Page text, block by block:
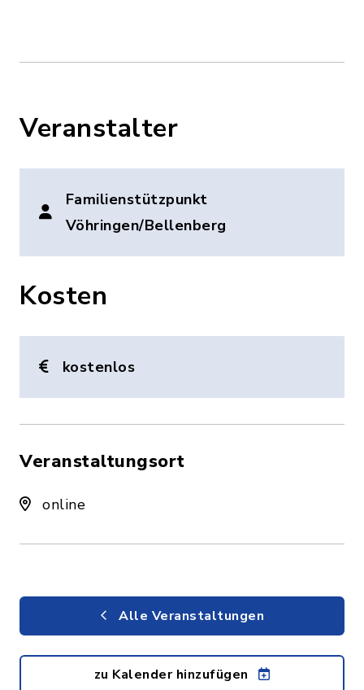
Veranstalter
Familienstützpunkt
Vöhringen/Bellenberg
Kosten
kostenlos
Veranstaltungsort
online
Alle Veranstaltungen
zu Kalender hinzufügen